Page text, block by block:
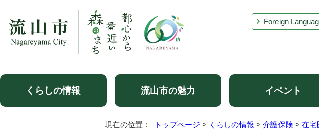
Foreign
くらしの情報 流山市の魅力 イベント
現在の位置： トップページ > くらしの情報 > 介護保険 > 在宅